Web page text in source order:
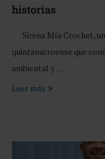
historias
Sirena Mía Crochet,
quintanarroense que
ambiental y …
Leer más